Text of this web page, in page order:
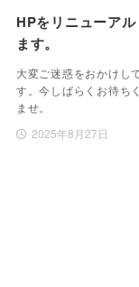
HPをリニューア
ます。
大変ご迷惑をおかけし
す。今しばらくお待ち
ませ。
2025年8月27日